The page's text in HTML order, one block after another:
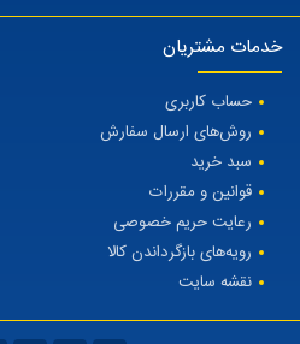
خدمات مشتریان
حساب کاربری
روش‌های ارسال سفارش
سبد خرید
قوانین و مقررات
رعایت حریم خصوصی
رویه‌های بازگرداندن کالا
نقشه سایت